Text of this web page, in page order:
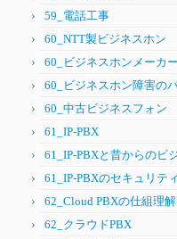
59_電話工事
60_NTT製ビジネスホン
60_ビジネスホンメーカ
60_ビジネスホン障害の
60_中古ビジネスフォン
61_IP-PBX
61_IP-PBXと昔からのビ
61_IP-PBXのセキュリティ
62_Cloud PBXの仕組理
62_クラウドPBX